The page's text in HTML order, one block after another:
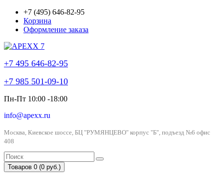
+7 (495) 646-82-95
Корзина
Оформление заказа
+7 495 646-82-95
+7 985 501-09-10
Пн-Пт 10:00 -18:00
info@apexx.ru
Москва, Киевское шоссе, БЦ "РУМЯНЦЕВО" корпус "Б", подъезд №6 офис
408
Товаров 0 (0 руб.)